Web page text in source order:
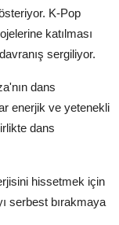
K-Pop
katılması
sergiliyor.
dans
enerjik ve yetenekli
dans
hissetmek için
serbest bırakmaya